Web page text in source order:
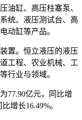
油缸、高压柱塞泵、
统、液压测试台、高
动缸等产品。
置。恒立液压的液压
工程、农业机械、工
行业与领域。
77.90亿元，同比增
比增长16.49%。